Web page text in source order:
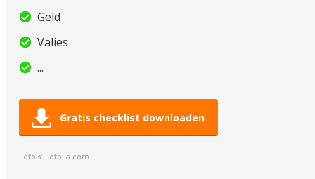
Geld
Valies
...
Gratis checklist downloaden
Foto's: Fotolia.com